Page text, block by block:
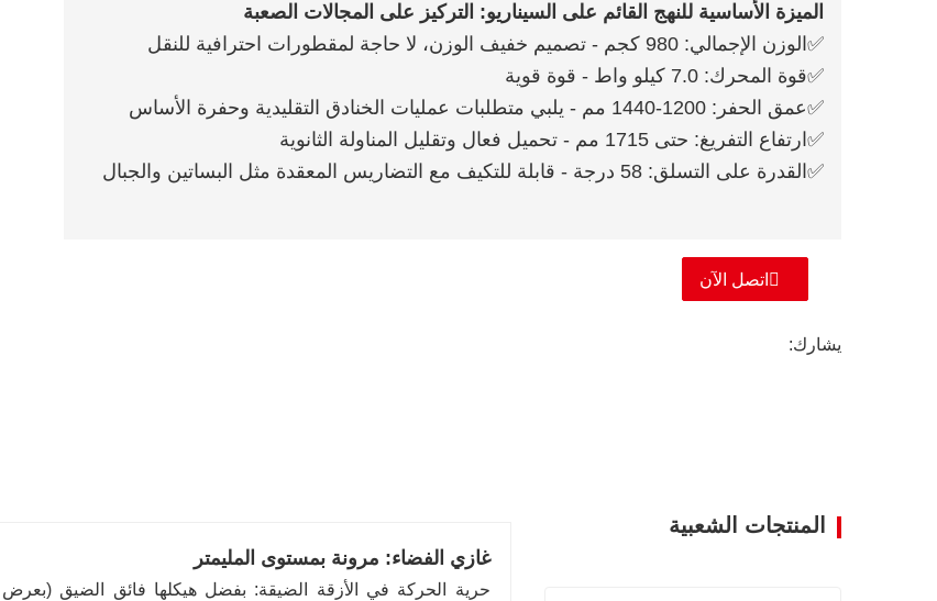
الميزة الأساسية للنهج القائم على السيناريو: التركيز على المجالات الصعبة
✅الوزن الإجمالي: 980 كجم - تصميم خفيف الوزن، لا حاجة لمقطورات احترافية للنقل
✅قوة المحرك: 7.0 كيلو واط - قوة قوية
✅عمق الحفر: 1200-1440 مم - يلبي متطلبات عمليات الخنادق التقليدية وحفرة الأساس
✅ارتفاع التفريغ: حتى 1715 مم - تحميل فعال وتقليل المناولة الثانوية
✅القدرة على التسلق: 58 درجة - قابلة للتكيف مع التضاريس المعقدة مثل البساتين والجبال
اتصل الآن
يشارك:
غازي الفضاء: مرونة بمستوى المليمتر
المنتجات الشعبية